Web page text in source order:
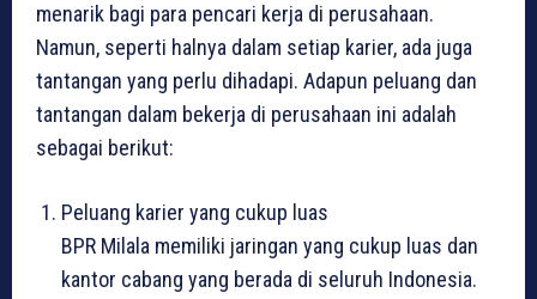
menarik bagi para pencari kerja di perusahaan.
Namun, seperti halnya dalam setiap karier, ada juga
tantangan yang perlu dihadapi. Adapun peluang dan
tantangan dalam bekerja di perusahaan ini adalah
sebagai berikut:
Peluang karier yang cukup luas
BPR Milala memiliki jaringan yang cukup luas dan
kantor cabang yang berada di seluruh Indonesia.